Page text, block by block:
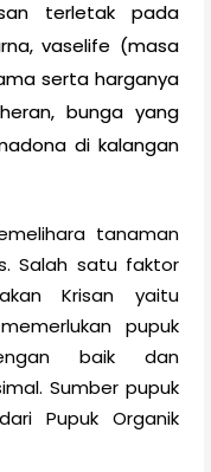
terletak pada
vaselife (masa
serta harganya
bunga yang
di kalangan
tanaman
Salah satu faktor
Krisan yaitu
pupuk
baik dan
Sumber pupuk
Pupuk Organik